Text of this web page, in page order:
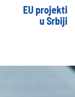
EU projekti
u Srbiji